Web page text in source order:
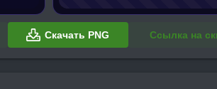
Скачать PNG Ссылка на